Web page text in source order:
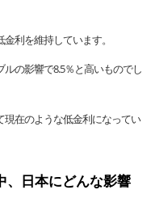
利を維持しています。
の影響で8.5％と高いものでし
現在のような低金利になってい
、日本にどんな影響